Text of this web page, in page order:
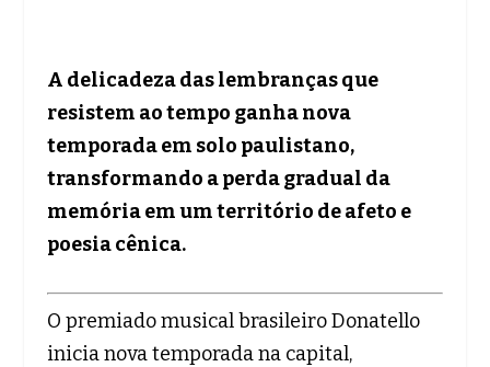
A delicadeza das lembranças que
resistem ao tempo ganha nova
temporada em solo paulistano,
transformando a perda gradual da
memória em um território de afeto e
poesia cênica.
O premiado musical brasileiro Donatello
inicia nova temporada na capital,